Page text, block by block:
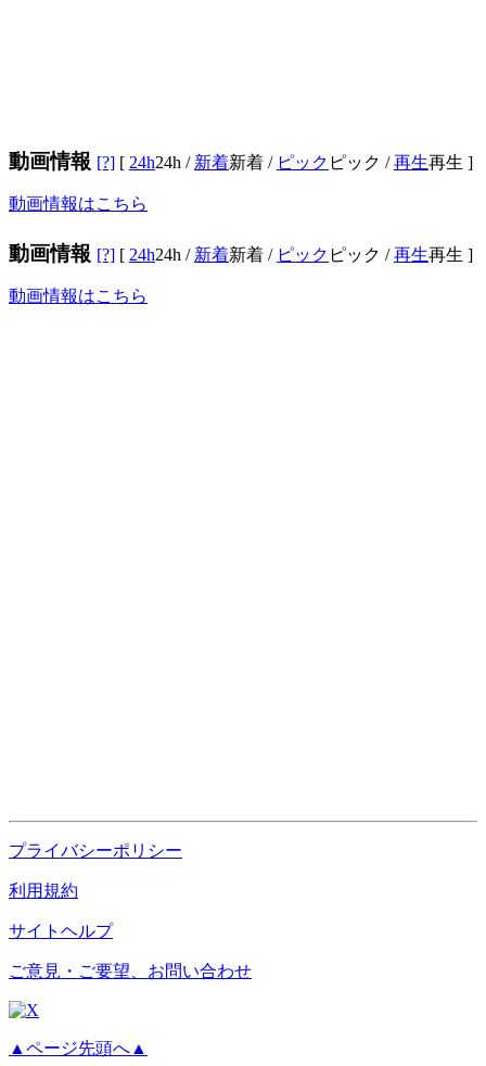
動画情報 [?] [ 24h24h / 新着新着 / ピック ピック /再生再生 ]
動画情報はこちら
動画情報 [?] [ 24h24h / 新着新着 / ピック ピック /再生再生 ]
動画情報はこちら
プライバシーポリシー
利用規約
サイトヘルプ
ご意見・ご要望、お問い合わせ
▲ページ先頭へ▲